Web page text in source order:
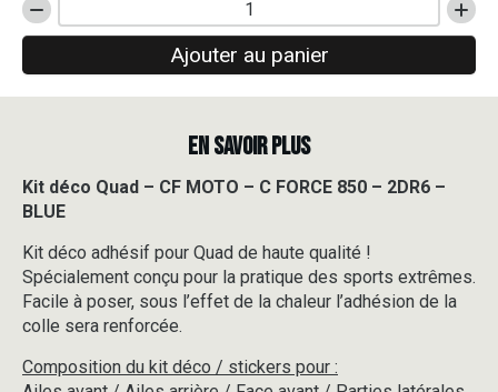
quantité
de
déco
Quad
-
C
850
-
2DR6
-
BLUE
Ajouter au panier
EN SAVOIR PLUS
Kit déco Quad – CF MOTO – C FORCE 850 – 2DR6 –
BLUE
Kit déco adhésif pour Quad de haute qualité !
Spécialement conçu pour la pratique des sports extrêmes.
Facile à poser, sous l’effet de la chaleur l’adhésion de la
colle sera renforcée.
Composition du kit déco / stickers pour :